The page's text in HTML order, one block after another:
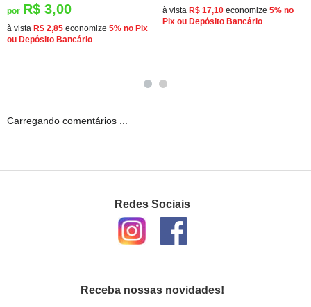
por R$ 3,00
à vista R$ 2,85 economize 5% no Pix
ou Depósito Bancário
à vista R$ 17,10 economize 5% no
Pix ou Depósito Bancário
Carregando comentários ...
Redes Sociais
Receba nossas novidades!